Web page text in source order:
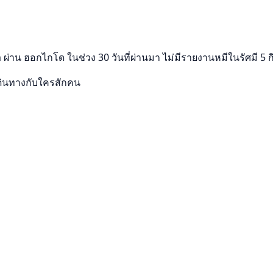
าน ฮอกไกโด ในช่วง 30 วันที่ผ่านมา ไม่มีรายงานหมีในรัศมี 5
นทางกับใครสักคน